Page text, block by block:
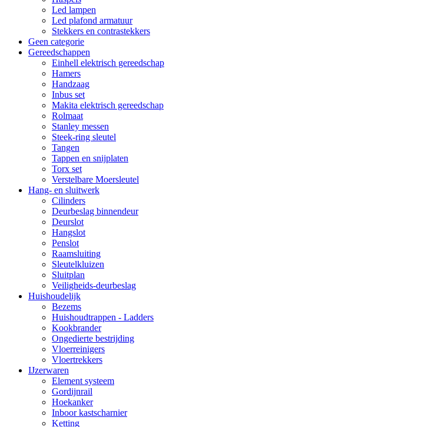
Led lampen
Led plafond armatuur
Stekkers en contrastekkers
Geen categorie
Gereedschappen
Einhell elektrisch gereedschap
Hamers
Handzaag
Inbus set
Makita elektrisch gereedschap
Rolmaat
Stanley messen
Steek-ring sleutel
Tangen
Tappen en snijplaten
Torx set
Verstelbare Moersleutel
Hang- en sluitwerk
Cilinders
Deurbeslag binnendeur
Deurslot
Hangslot
Penslot
Raamsluiting
Sleutelkluizen
Sluitplan
Veiligheids-deurbeslag
Huishoudelijk
Bezems
Huishoudtrappen - Ladders
Kookbrander
Ongedierte bestrijding
Vloerreinigers
Vloertrekkers
IJzerwaren
Element systeem
Gordijnrail
Hoekanker
Inboor kastscharnier
Ketting